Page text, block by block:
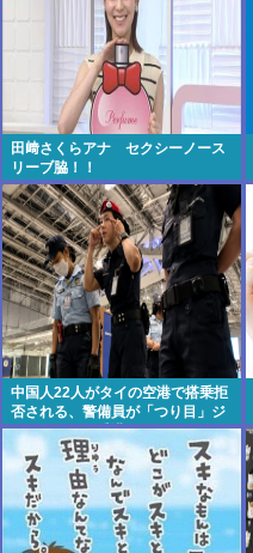
田﨑さくらアナ セクシーノース
リーブ脇！！
中国人22人がタイの空港で搭乗拒
否される、警備員が「つり目」ジ
ェスチャー―香港メディア [8/6]